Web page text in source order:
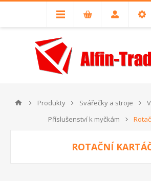
Produkty Svářečky a stroje
Příslušenství k myčkám
ROTAČNÍ